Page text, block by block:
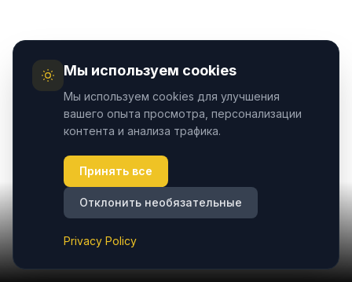
Мы используем cookies
Мы используем cookies для улучшения
вашего опыта просмотра, персонализации
контента и анализа трафика.
Принять все
Отклонить необязательные
Privacy Policy